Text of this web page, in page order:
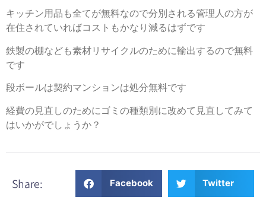
キッチン用品も全てが無料なので分別される管理人の方が
在住されていればコストもかなり減るはずです
鉄製の棚なども素材リサイクルのために輸出するので無料
です
段ボールは契約マンションは処分無料です
経費の見直しのためにゴミの種類別に改めて見直してみて
はいかがでしょうか？
Share: Facebook Twitter